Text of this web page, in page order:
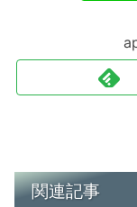
関連記事